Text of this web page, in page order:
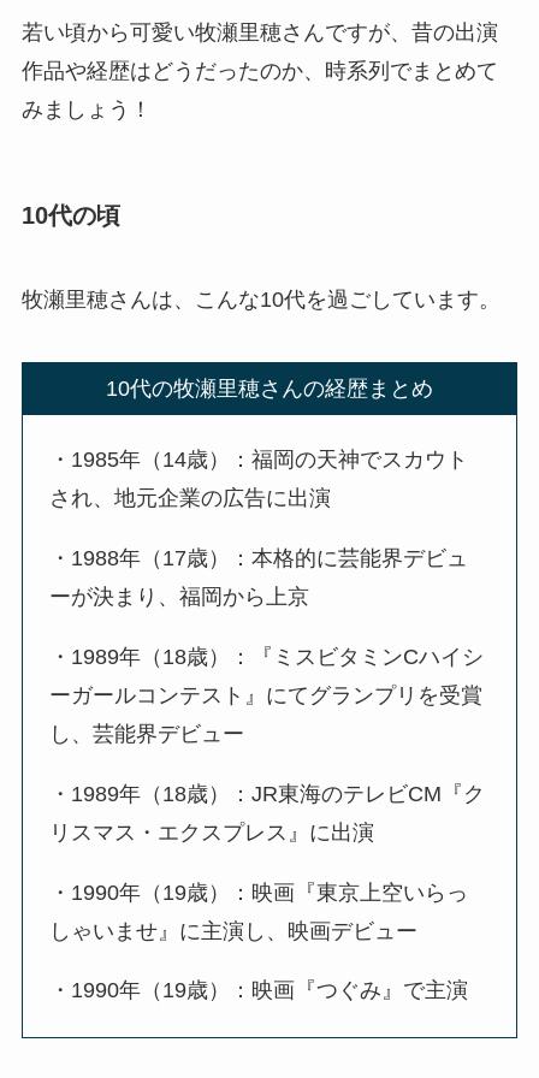
若い頃から可愛い牧瀬里穂さんですが、昔の出演
作品や経歴はどうだったのか、時系列でまとめて
みましょう！
10代の頃
牧瀬里穂さんは、こんな10代を過ごしています。
10代の牧瀬里穂さんの経歴まとめ
・1985年（14歳）：福岡の天神でスカウト
され、地元企業の広告に出演
・1988年（17歳）：本格的に芸能界デビュ
ーが決まり、福岡から上京
・1989年（18歳）：『ミスビタミンCハイシ
ーガールコンテスト』にてグランプリを受賞
し、芸能界デビュー
・1989年（18歳）：JR東海のテレビCM『ク
リスマス・エクスプレス』に出演
・1990年（19歳）：映画『東京上空いらっ
しゃいませ』に主演し、映画デビュー
・1990年（19歳）：映画『つぐみ』で主演